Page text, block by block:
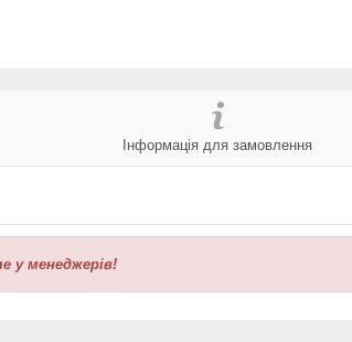
Інформація для замовлення
у менеджерів!